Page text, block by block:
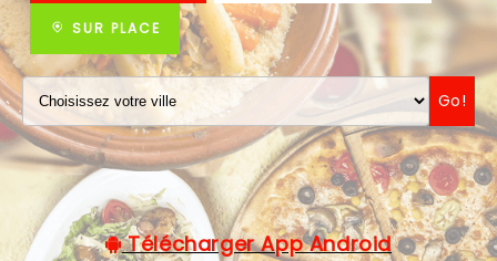
VOS AVIS
MENTIONS LÉGALES
SUR PLACE
Go!
Télécharger App Android